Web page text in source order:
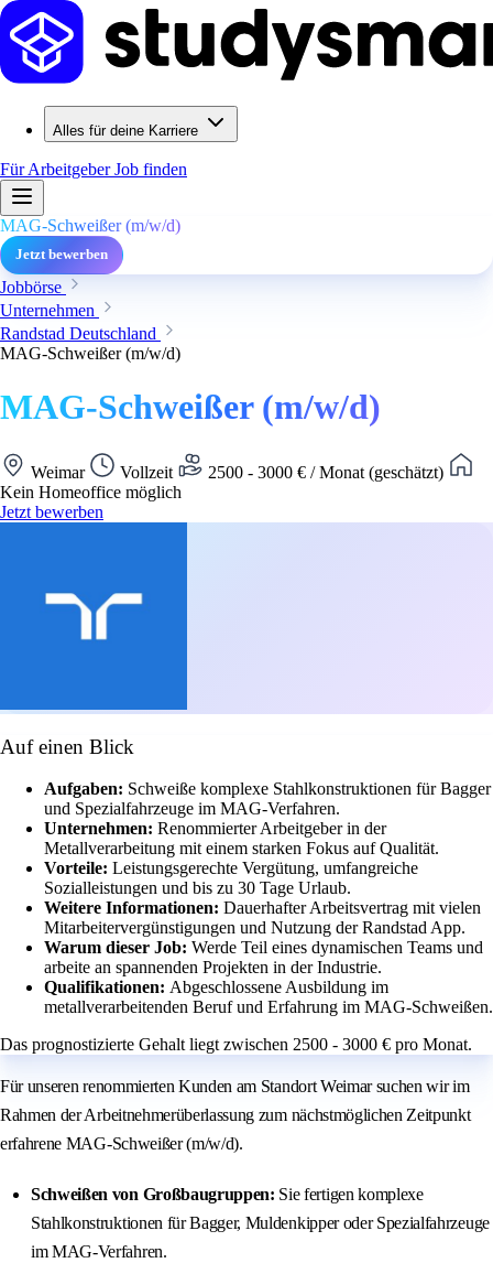
Alles für deine Karriere
Für ArbeitgeberJob finden
MAG-Schweißer (m/w/d)
Jetzt bewerben
Jobbörse
Unternehmen
Randstad Deutschland
MAG-Schweißer (m/w/d)
MAG-Schweißer (m/w/d)
Weimar Vollzeit
2500 - 3000 € / Monat (geschätzt)
Kein Homeoffice möglich
Jetzt bewerben
Auf einen Blick
Aufgaben: Schweiße komplexe Stahlkonstruktionen für Bagger
und Spezialfahrzeuge im MAG-Verfahren.
Unternehmen: Renommierter Arbeitgeber in der
Metallverarbeitung mit einem starken Fokus auf Qualität.
Vorteile: Leistungsgerechte Vergütung, umfangreiche
Sozialleistungen und bis zu 30 Tage Urlaub.
Weitere Informationen: Dauerhafter Arbeitsvertrag mit vielen
Mitarbeitervergünstigungen und Nutzung der Randstad App.
Warum dieser Job: Werde Teil eines dynamischen Teams und
arbeite an spannenden Projekten in der Industrie.
Qualifikationen: Abgeschlossene Ausbildung im
metallverarbeitenden Beruf und Erfahrung im MAG-Schweißen.
Das prognostizierte Gehalt liegt zwischen 2500 - 3000 € pro Monat.
Für unseren renommierten Kunden am Standort Weimar suchen wir im
Rahmen der Arbeitnehmerüberlassung zum nächstmöglichen Zeitpunkt
erfahrene MAG-Schweißer (m/w/d).
Schweißen von Großbaugruppen: Sie fertigen komplexe
Stahlkonstruktionen für Bagger, Muldenkipper oder Spezialfahrzeuge
im MAG-Verfahren.